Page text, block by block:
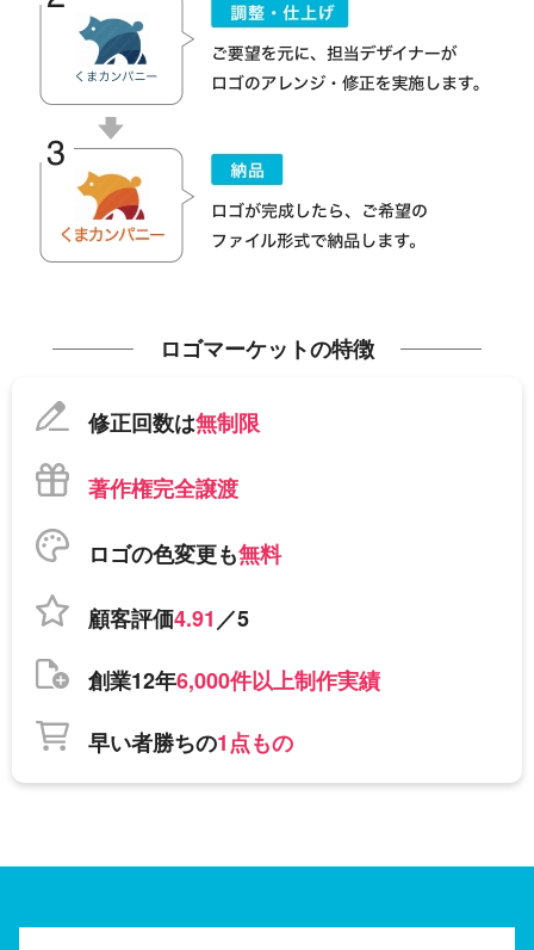
ロゴマーケットの特徴
修正回数は無制限
著作権完全譲渡
ロゴの色変更も無料
顧客評価4.91／5
創業12年6,000件以上制作実績
早い者勝ちの1点もの